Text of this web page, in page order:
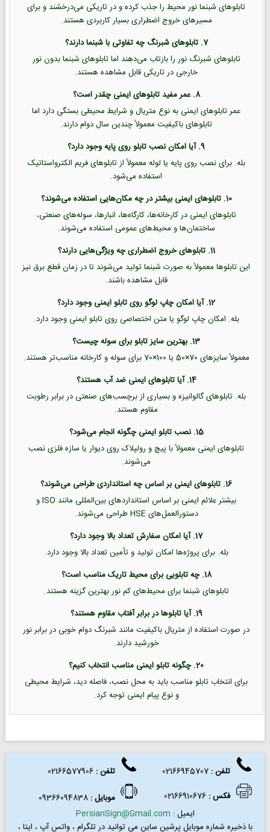
تابلوهای شبنما نور محیط را جذب کرده و در تاریکی می‌درخشند و برای
مسیرهای خروج اضطراری بسیار کاربردی هستند.
7. تابلوهای شبرنگ چه تفاوتی با شبنما دارند؟
تابلوهای شبرنگ نور را بازتاب می‌دهند اما تابلوهای شبنما بدون نور
خارجی در تاریکی قابل مشاهده هستند.
8. عمر مفید تابلوهای ایمنی چقدر است؟
عمر تابلوهای ایمنی به نوع متریال و شرایط محیطی بستگی دارد اما
تابلوهای باکیفیت معمولاً چندین سال دوام دارند.
9. آیا امکان نصب تابلو روی پایه وجود دارد؟
بله. برای نصب روی پایه یا لوله معمولاً از تابلوهای فریم الکترواستاتیک
استفاده می‌شود.
10. تابلوهای ایمنی بیشتر در چه مکان‌هایی استفاده می‌شوند؟
تابلوهای ایمنی در کارخانه‌ها، کارگاه‌ها، انبارها، سوله‌های صنعتی،
ساختمان‌ها و محیط‌های عمومی استفاده می‌شوند.
11. تابلوهای خروج اضطراری چه ویژگی‌هایی دارند؟
این تابلوها معمولاً به صورت شبنما تولید می‌شوند تا در زمان قطع برق نیز
قابل مشاهده باشند.
12. آیا امکان چاپ لوگو روی تابلو ایمنی وجود دارد؟
بله. امکان چاپ لوگو یا متن اختصاصی روی تابلو ایمنی وجود دارد.
13. بهترین سایز تابلو برای سوله چیست؟
معمولاً سایزهای 70×50 یا 100×70 برای سوله و کارخانه مناسب‌تر هستند.
14. آیا تابلوهای ایمنی ضد آب هستند؟
بله. تابلوهای گالوانیزه و بسیاری از برچسب‌های صنعتی در برابر رطوبت
مقاوم هستند.
15. نصب تابلو ایمنی چگونه انجام می‌شود؟
تابلوهای ایمنی معمولاً با پیچ و رولپلاک روی دیوار یا سازه فلزی نصب
می‌شوند.
16. تابلوهای ایمنی بر اساس چه استانداردی طراحی می‌شوند؟
بیشتر علائم ایمنی بر اساس استانداردهای بین‌المللی مانند ISO و
دستورالعمل‌های HSE طراحی می‌شوند.
17. آیا امکان سفارش تعداد بالا وجود دارد؟
بله. برای پروژه‌ها امکان تولید و تأمین تعداد بالا وجود دارد.
18. چه تابلویی برای محیط تاریک مناسب است؟
تابلوهای شبنما برای محیط‌های کم نور بهترین گزینه هستند.
19. آیا تابلوها در برابر آفتاب مقاوم هستند؟
در صورت استفاده از متریال باکیفیت مانند شبرنگ دوام خوبی در برابر نور
خورشید دارند.
20. چگونه تابلو ایمنی مناسب انتخاب کنیم؟
برای انتخاب تابلو مناسب باید به محل نصب، فاصله دید، شرایط محیطی
و نوع پیام ایمنی توجه کرد.
تلفن : تلفن:
02166577906
فکس:
02166910676 موبایل :
ایمیل : PersianSign@Gmail.com
با ذخیره شماره موبایل پرشین ساین می توانید درتلگرام ، واتس آپ ، ایتا ،